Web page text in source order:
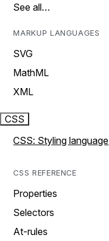
See all…
MARKUP LANGUAGES
SVG
MathML
XML
CSS
CSS: Styling language
CSS REFERENCE
Properties
Selectors
At-rules